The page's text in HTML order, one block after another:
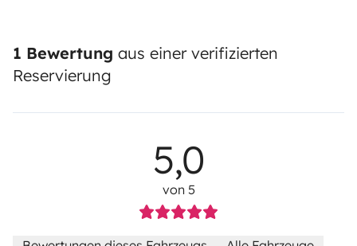
1 Bewertung aus einer verifizierten
Reservierung
5,0
von 5